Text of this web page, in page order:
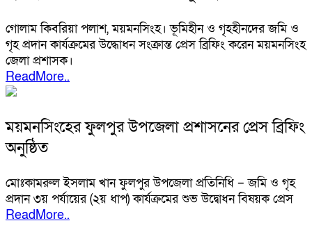
গোলাম কিবরিয়া পলাশ, ময়মনসিংহ। ভূমিহীন ও গৃহহীনদের জমি ও
গৃহ প্রদান কার্যক্রমের উদ্ধোধন সংক্রান্ত প্রেস ব্রিফিং করেন ময়মনসিংহ
জেলা প্রশাসক।
ReadMore..
ময়মনসিংহের ফুলপুর উপজেলা প্রশাসনের প্রেস ব্রিফিং
অনুষ্ঠিত
মোঃকামরুল ইসলাম খান ফুলপুর উপজেলা প্রতিনিধি – জমি ও গৃহ
প্রদান ৩য় পর্যায়ের (২য় ধাপ) কার্যক্রমের শুভ উদ্বোধন বিষয়ক প্রেস
ReadMore..